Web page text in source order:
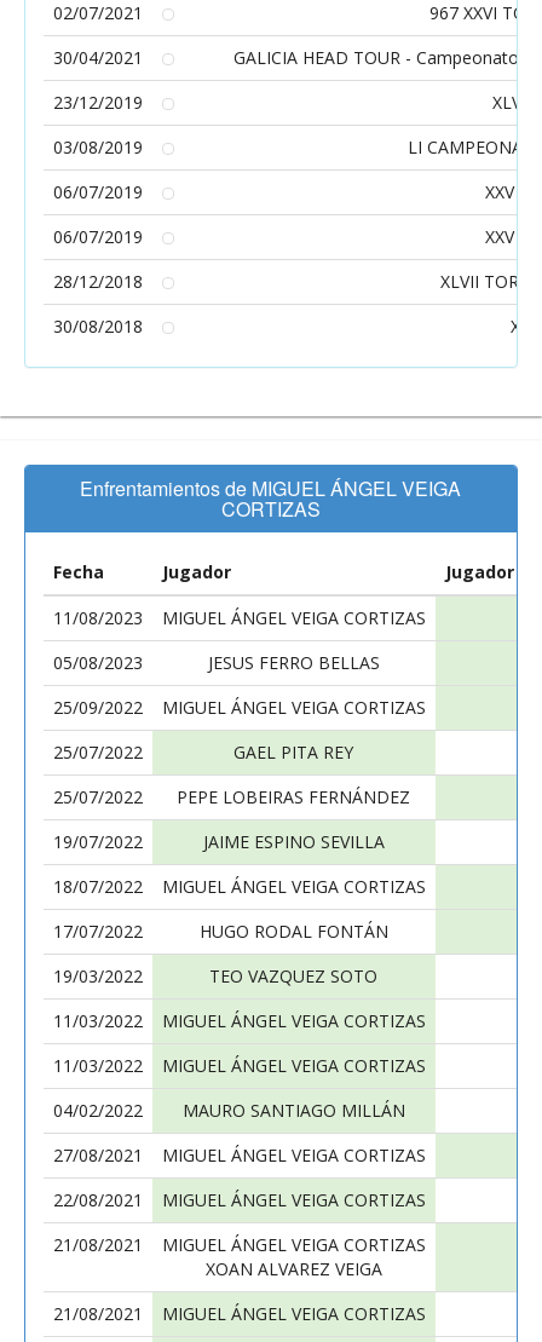
02/07/2021
967 XXVI
30/04/2021
GALICIA HEAD TOUR - Campeonatos
23/12/2019
03/08/2019
LI
06/07/2019
XXV
06/07/2019
XXV
28/12/2018
XLVII
30/08/2018
Enfrentamientos de MIGUEL ÁNGEL VEIGA
CORTIZAS
Fecha Jugador
Jugador
11/08/2023
MIGUEL ÁNGEL VEIGA CORTIZAS
05/08/2023
JESUS FERRO BELLAS
25/09/2022
MIGUEL ÁNGEL VEIGA CORTIZAS
25/07/2022
GAEL PITA REY
25/07/2022
PEPE LOBEIRAS FERNÁNDEZ
19/07/2022
JAIME ESPINO SEVILLA
18/07/2022
MIGUEL ÁNGEL VEIGA CORTIZAS
17/07/2022
HUGO RODAL FONTÁN
19/03/2022
TEO VAZQUEZ SOTO
11/03/2022
MIGUEL ÁNGEL VEIGA CORTIZAS
11/03/2022
MIGUEL ÁNGEL VEIGA CORTIZAS
04/02/2022
MAURO SANTIAGO MILLÁN
27/08/2021
MIGUEL ÁNGEL VEIGA CORTIZAS
22/08/2021
MIGUEL ÁNGEL VEIGA CORTIZAS
21/08/2021
MIGUEL ÁNGEL VEIGA CORTIZAS
XOAN ALVAREZ VEIGA
21/08/2021 MIGUEL ÁNGEL VEIGA CORTIZAS